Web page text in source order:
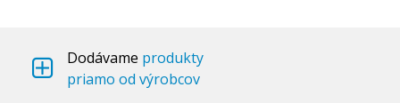
Dodávame produkty
priamo od výrobcov